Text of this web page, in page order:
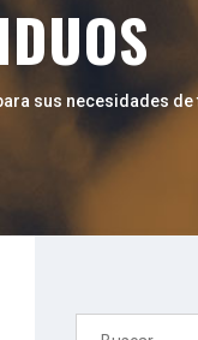
sus necesidades